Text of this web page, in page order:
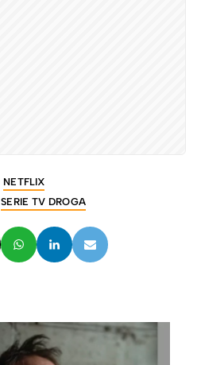
NETFLIX
SERIE TV DROGA